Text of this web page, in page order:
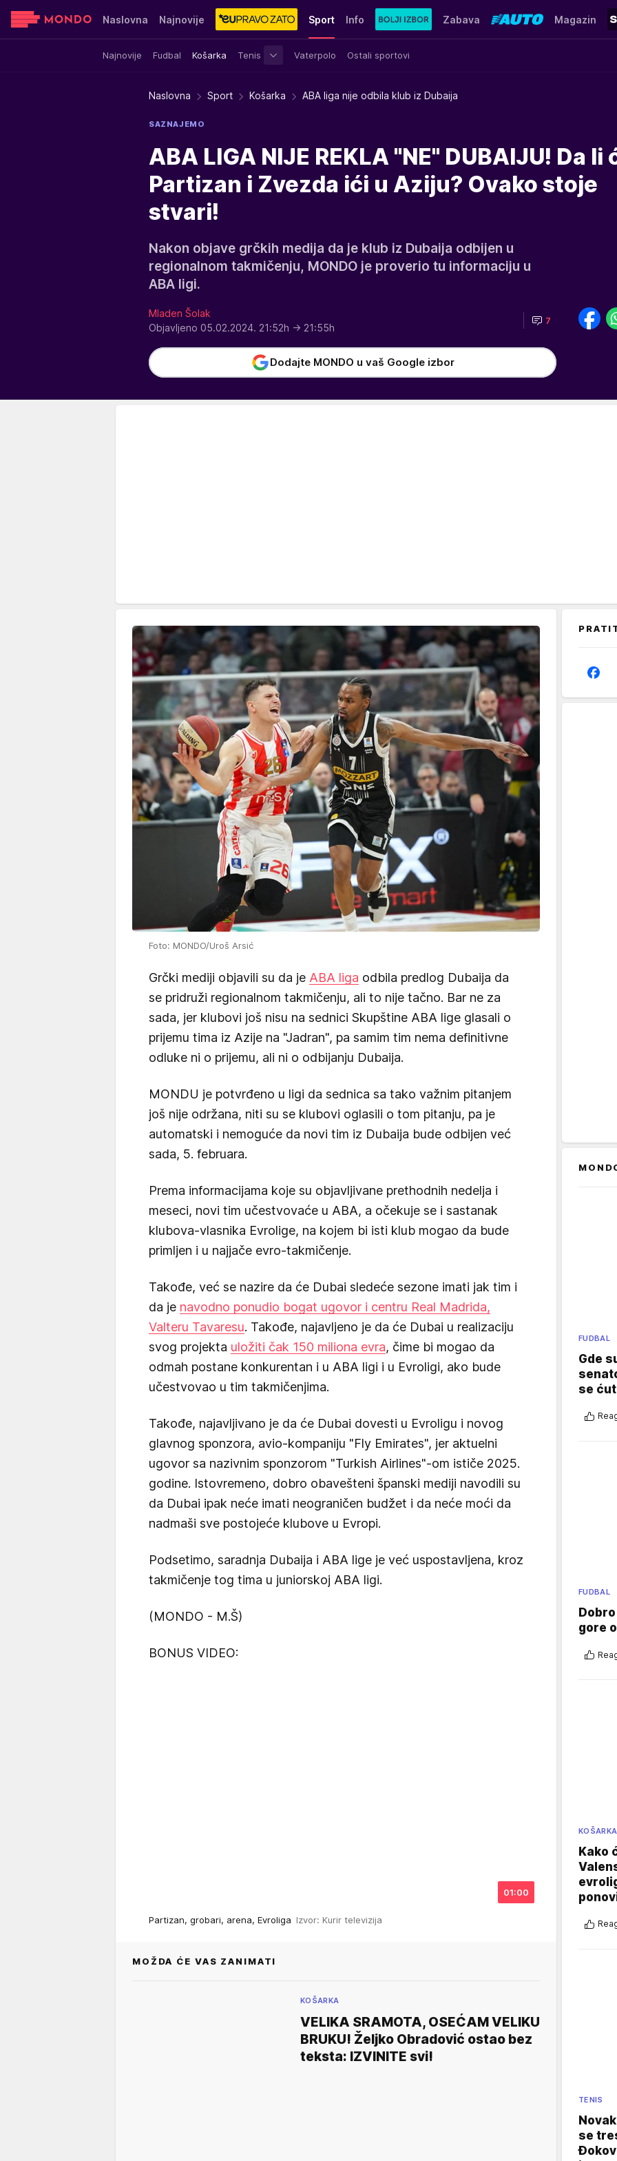
Naslovna Najnovije Sport
Najnovije Fudbal Košarka Tenis Vaterpolo Ostali sportovi
Info Zabava Magazin
Sensa Stvar ukusa Yumama
Naslovna Sport Košarka ABA liga nije odbila klub iz Dubaija
SAZNAJEMO
ABA LIGA NIJE REKLA "NE" DUBAIJU! Da li
Partizan i Zvezda ići u Aziju? Ovako stoje
stvari!
Nakon objave grčkih medija da je klub iz Dubaija odbijen u
regionalnom takmičenju, MONDO je proverio tu informaciju u
ABA ligi.
Mladen Šolak
Objavljeno 05.02.2024. 21:52h → 21:55h
7
Dodajte MONDO u vaš Google izbor
Foto: MONDO/Uroš Arsić
Grčki mediji objavili su da je ABA liga odbila predlog Dubaija da
se pridruži regionalnom takmičenju, ali to nije tačno. Bar ne za
sada, jer klubovi još nisu na sednici Skupštine ABA lige glasali o
prijemu tima iz Azije na "Jadran", pa samim tim nema definitivne
odluke ni o prijemu, ali ni o odbijanju Dubaija.
MONDU je potvrđeno u ligi da sednica sa tako važnim pitanjem
još nije održana, niti su se klubovi oglasili o tom pitanju, pa je
automatski i nemoguće da novi tim iz Dubaija bude odbijen već
sada, 5. februara.
Prema informacijama koje su objavljivane prethodnih nedelja i
meseci, novi tim učestvovaće u ABA, a očekuje se i sastanak
klubova-vlasnika Evrolige, na kojem bi isti klub mogao da bude
primljen i u najjače evro-takmičenje.
Takođe, već se nazire da će Dubai sledeće sezone imati jak tim i
da je navodno ponudio bogat ugovor i centru Real Madrida,
Valteru Tavaresu. Takođe, najavljeno je da će Dubai u realizaciju
svog projekta uložiti čak 150 miliona evra, čime bi mogao da
odmah postane konkurentan i u ABA ligi i u Evroligi, ako bude
učestvovao u tim takmičenjima.
Takođe, najavljivano je da će Dubai dovesti u Evroligu i novog
glavnog sponzora, avio-kompaniju "Fly Emirates", jer aktuelni
ugovor sa nazivnim sponzorom "Turkish Airlines"-om ističe 2025.
godine. Istovremeno, dobro obavešteni španski mediji navodili su
da Dubai ipak neće imati neograničen budžet i da neće moći da
nadmaši sve postojeće klubove u Evropi.
Podsetimo, saradnja Dubaija i ABA lige je već uspostavljena, kroz
takmičenje tog tima u juniorskoj ABA ligi.
(MONDO - M.Š)
BONUS VIDEO:
01:00
Partizan, grobari, arena, Evroliga Izvor: Kurir televizija
MOŽDA ĆE VAS ZANIMATI
KOŠARKA
VELIKA SRAMOTA, OSEĆAM VELIKU
BRUKU! Željko Obradović ostao bez
teksta: IZVINITE svi!
FUDBAL
Gde
se
FUDBAL
gore
KOŠARKA
Kako
TENIS
se